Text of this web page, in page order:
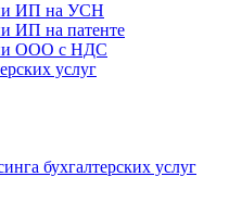
ИП на УСН
ИП на патенте
ООО с НДС
услуг
бухгалтерских услуг